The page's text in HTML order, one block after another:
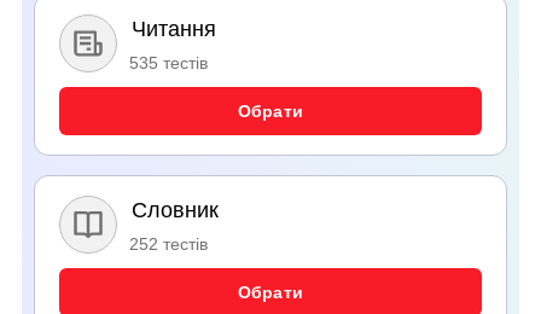
Читання
535 тестів
Обрати
Cловник
252 тестів
Обрати